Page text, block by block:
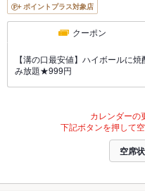
ポイントプラス対象店
クーポン
【溝の口最安値】ハイボールに
み放題★999円
カレンダーの
下記ボタンを押して
空席